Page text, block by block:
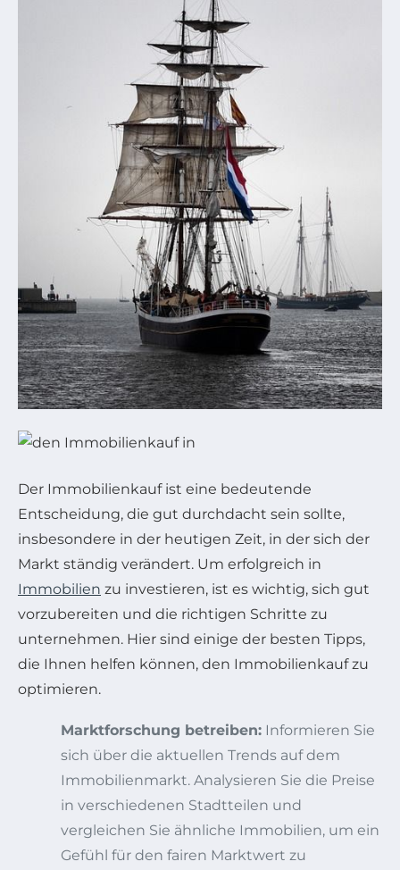
Der Immobilienkauf ist eine bedeutende
Entscheidung, die gut durchdacht sein sollte,
insbesondere in der heutigen Zeit, in der sich der
Markt ständig verändert. Um erfolgreich in
Immobilien zu investieren, ist es wichtig, sich gut
vorzubereiten und die richtigen Schritte zu
unternehmen. Hier sind einige der besten Tipps,
die Ihnen helfen können, den Immobilienkauf zu
optimieren.
Marktforschung betreiben: Informieren Sie
sich über die aktuellen Trends auf dem
Immobilienmarkt. Analysieren Sie die Preise
in verschiedenen Stadtteilen und
vergleichen Sie ähnliche Immobilien, um ein
Gefühl für den fairen Marktwert zu